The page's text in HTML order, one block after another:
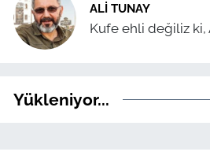
ALI TUNAY
Kufe ehli değiliz ki,
Yükleniyor...